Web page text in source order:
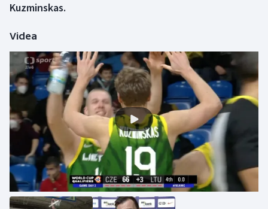
Futsal
Golf
Gymnastika
Házená
Jezdectví
Judo
Krasobruslení
Kuzminskas.
Videa